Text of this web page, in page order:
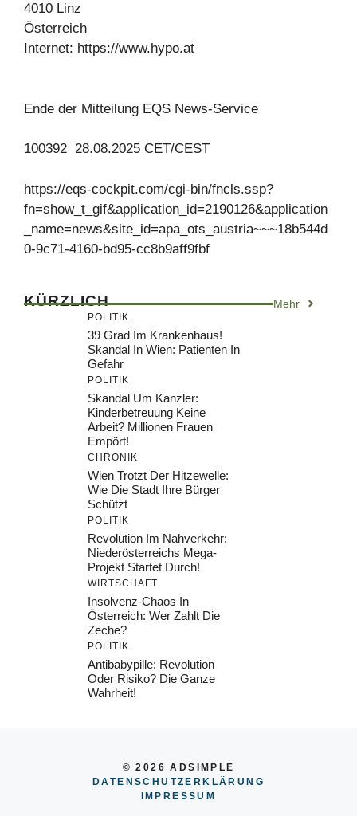
4010 Linz
Österreich
Internet: https://www.hypo.at
Ende der Mitteilung EQS News-Service
100392 28.08.2025 CET/CEST
https://eqs-cockpit.com/cgi-bin/fncls.ssp?
fn=show_t_gif&application_id=2190126&application
_name=news&site_id=apa_ots_austria~~~18b544d
0-9c71-4160-bd95-cc8b9aff9fbf
KÜRZLICH Mehr
POLITIK
39 Grad Im Krankenhaus!
Skandal In Wien: Patienten In
Gefahr
POLITIK
Skandal Um Kanzler:
Kinderbetreuung Keine
Arbeit? Millionen Frauen
Empört!
CHRONIK
Wien Trotzt Der Hitzewelle:
Wie Die Stadt Ihre Bürger
Schützt
POLITIK
Revolution Im Nahverkehr:
Niederösterreichs Mega-
Projekt Startet Durch!
WIRTSCHAFT
Insolvenz-Chaos In
Österreich: Wer Zahlt Die
Zeche?
POLITIK
Antibabypille: Revolution
Oder Risiko? Die Ganze
Wahrheit!
© 2026 ADSIMPLE
DATENSCHUTZERKLÄRUNG
IMPRESSU M